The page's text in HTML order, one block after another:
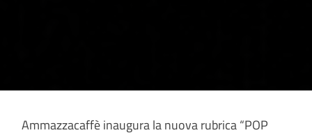
Ammazzacaffè inaugura la nuova rubrica “POP